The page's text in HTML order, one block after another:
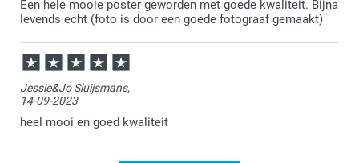
Een hele mooie poster geworden met goede kwaliteit. Bijna
levends echt (foto is door een goede fotograaf gemaakt)
Jessie&Jo Sluijsmans,
14-09-2023
heel mooi en goed kwaliteit